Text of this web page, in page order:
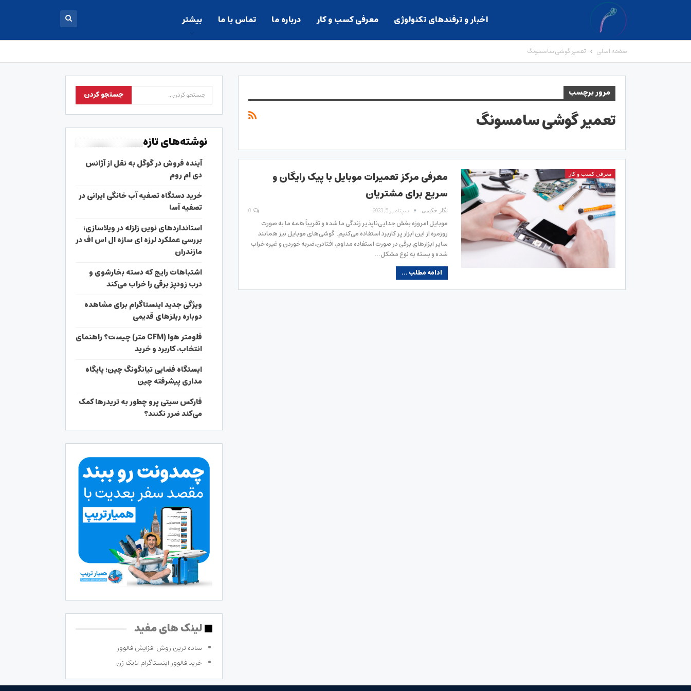
اخبار و ترفندهای تکنولوژی معرفی کسب و کار درباره ما تماس با ما بیشتر
صفحه اصلی تعمیر گوشی سامسونگ
مرور برچسب
تعمیر گوشی سامسونگ
معرفی کسب و کار
معرفی مرکز تعمیرات موبایل با پیک رایگان و
سریع برای مشتریان
نگار حکیمی سپتامبر 5, 2023
موبایل امروزه بخش جدایی‌ناپذیر زندگی ما شده و تقریباً همه ما به صورت
روزمره از این ابزار پر کاربرد استفاده می‌کنیم. گوشی‌های موبایل نیز همانند
سایر ابزارهای برقی در صورت استفاده مداوم، افتادن،ضربه خوردن و غیره خراب
شده و بسته به نوع مشکل…
ادامه مطلب ...
نوشته‌های تازه
آینده فروش در گوگل به نقل از آژانس
دی ام روم
خرید دستگاه تصفیه آب خانگی ایرانی در
تصفیه آسا
استانداردهای نوین زلزله در ویلاسازی؛
بررسی عملکرد لرزه ای سازه ال اس اف در
مازندران
اشتباهات رایج که دسته بخارشوی و
درب زودپز برقی را خراب می‌کند
ویژگی جدید اینستاگرام برای مشاهده
دوباره ریلزهای قدیمی
فلومتر هوا (CFM متر) چیست؟ راهنمای
انتخاب، کاربرد و خرید
ایستگاه فضایی تیانگونگ چین؛ پایگاه
مداری پیشرفته چین
فارکس سیتی پرو چطور به تریدرها کمک
می‌کند ضرر نکنند؟
لینک های مفید
ساده ترین روش افزایش فالوور
خرید فالوور اینستاگرام لایک زن